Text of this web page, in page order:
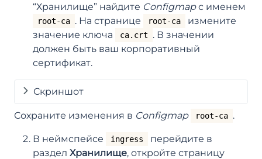
“Хранилище” найдите Configmapс именем
root-ca . На странице root-ca
измените
значение ключа
ca.crt
. В значении
должен быть ваш корпоративный
сертификат.
Скриншот
Сохраните изменения в Configmap root-ca .
В неймcпейсе ingress
перейдите в
раздел Хранилище, откройте страницу